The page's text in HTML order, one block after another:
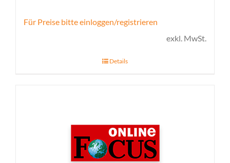
Für Preise bitte einloggen/registrieren
exkl. MwSt.
Details